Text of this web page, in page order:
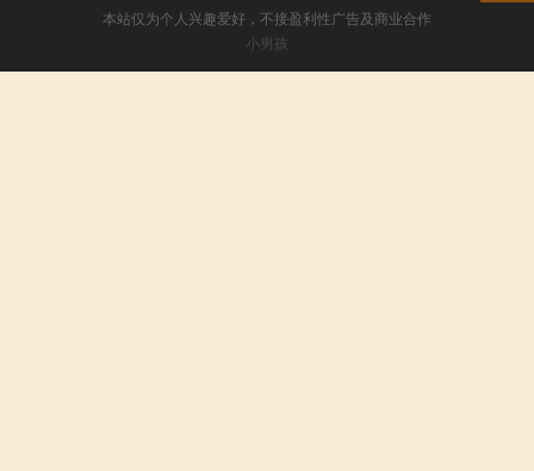
本站仅为个人兴趣爱好，不接盈利性广告及商业合作
小男孩